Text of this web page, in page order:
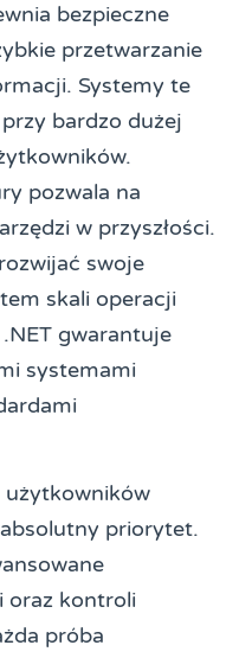
bezpieczne
przetwarzanie
Systemy te
bardzo dużej
pozwala na
w przyszłości.
swoje
skali operacji
gwarantuje
systemami
użytkowników
priorytet.
oraz kontroli
próba